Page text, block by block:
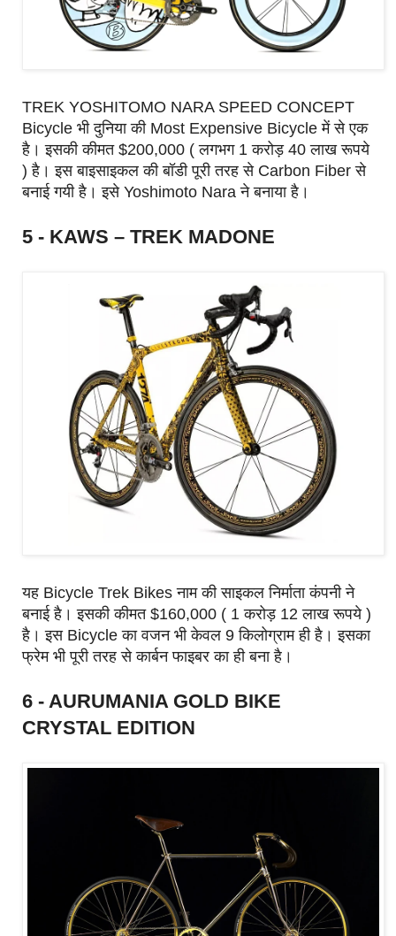
TREK YOSHITOMO NARA SPEED CONCEPT
Bicycle भी दुनिया की Most Expensive Bicycle में से एक
है। इसकी कीमत $200,000 ( लगभग 1 करोड़ 40 लाख रूपये
) है। इस बाइसाइकल की बॉडी पूरी तरह से Carbon Fiber से
बनाई गयी है। इसे Yoshimoto Nara ने बनाया है।
5 - KAWS – TREK MADONE
यह Bicycle Trek Bikes नाम की साइकल निर्माता कंपनी ने
बनाई है। इसकी कीमत $160,000 ( 1 करोड़ 12 लाख रूपये )
है। इस Bicycle का वजन भी केवल 9 किलोग्राम ही है। इसका
फ्रेम भी पूरी तरह से कार्बन फाइबर का ही बना है।
6 - AURUMANIA GOLD BIKE
CRYSTAL EDITION